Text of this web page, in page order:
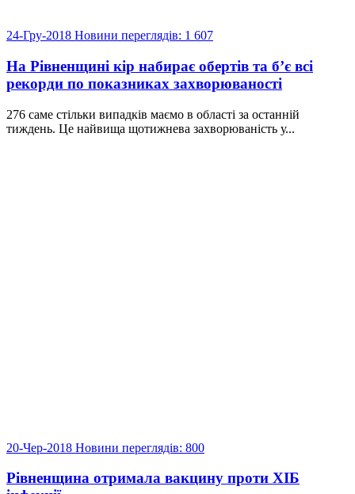
24-Гру-2018 Новини переглядів: 1 607
На Рівненщині кір набирає обертів та б’є всі
рекорди по показниках захворюваності
276 саме стільки випадків маємо в області за останній
тиждень. Це найвища щотижнева захворюваність у...
20-Чер-2018 Новини переглядів: 800
Рівненщина отримала вакцину проти ХІБ